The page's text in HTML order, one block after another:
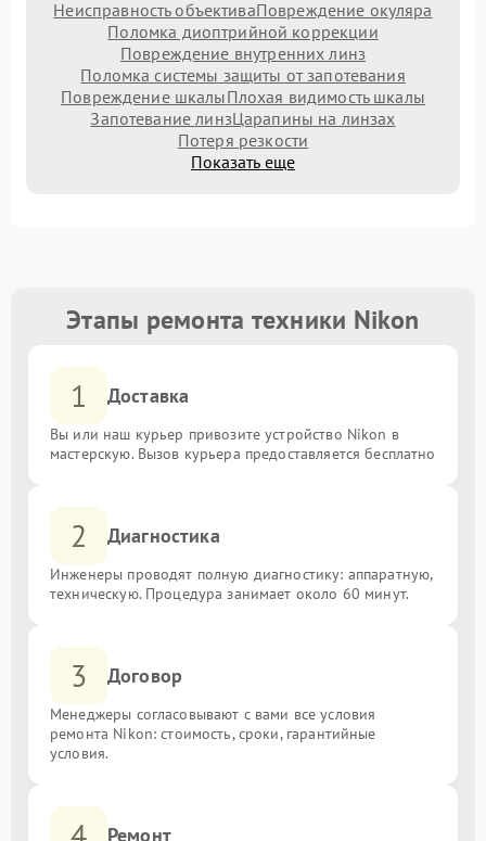
Неисправность объективаПовреждение окуляра
Поломка диоптрийной коррекции
Повреждение внутренних линз
Поломка системы защиты от запотевания
Повреждение шкалыПлохая видимость шкалы
Запотевание линзЦарапины на линзах
Потеря резкости
Показать еще
Этапы ремонта техники Nikon
1 Доставка
Вы или наш курьер привозите устройство Nikon в
мастерскую. Вызов курьера предоставляется бесплатно
2 Диагностика
Инженеры проводят полную диагностику: аппаратную,
техническую. Процедура занимает около 60 минут.
3 Договор
Менеджеры согласовывают с вами все условия
ремонта Nikon: стоимость, сроки, гарантийные
условия.
Ремонт